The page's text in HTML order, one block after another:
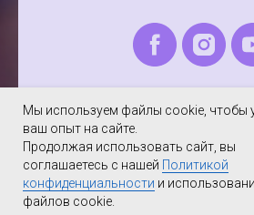
Мы используем файлы cookie, чтобы
ваш опыт на сайте.
Продолжая использовать сайт, вы
соглашаетесь с нашей Политикой
конфиденциальности и
файлов cookie.